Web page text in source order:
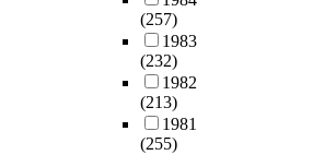
(257)
1983
(232)
1982
(213)
1981
(255)